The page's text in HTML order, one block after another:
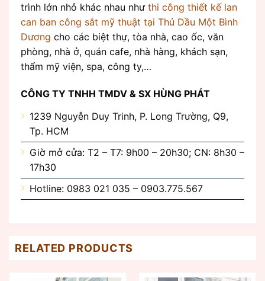
trình lớn nhỏ khác nhau như thi công thiết kế lan
can ban công sắt mỹ thuật tại Thủ Dầu Một Bình
Dương cho các biệt thự, tòa nhà, cao ốc, văn
phòng, nhà ở, quán cafe, nhà hàng, khách sạn,
thẩm mỹ viện, spa, công ty,…
CÔNG TY TNHH TMDV & SX HÙNG PHÁT
1239 Nguyễn Duy Trinh, P. Long Trường, Q9,
Tp. HCM
Giờ mở cửa: T2 – T7: 9h00 – 20h30; CN: 8h30 –
17h30
Hotline: 0983 021 035 – 0903.775.567
RELATED PRODUCTS